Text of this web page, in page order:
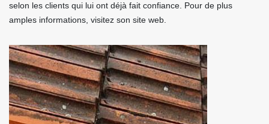
selon les clients qui lui ont déjà fait confiance. Pour de plus
amples informations, visitez son site web.